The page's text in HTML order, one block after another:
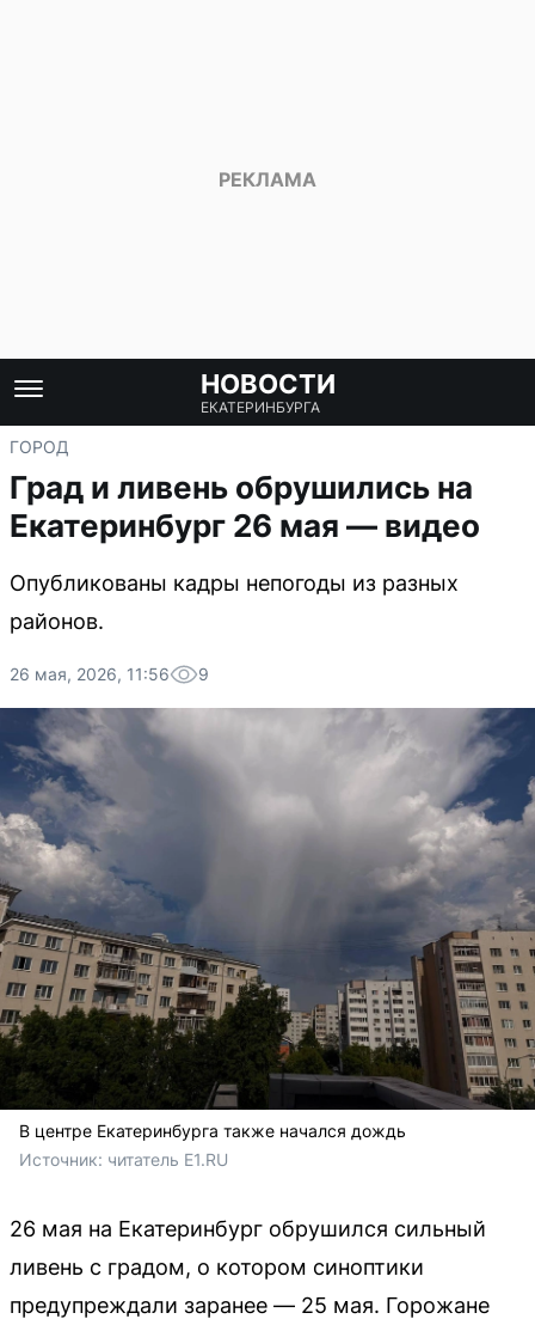
НОВОСТИ
ЕКАТЕРИНБУРГА
ГОРОД
Град и ливень обрушились на
Екатеринбург 26 мая — видео
Опубликованы кадры непогоды из разных
районов.
26 мая, 2026, 11:56 9
В центре Екатеринбурга также начался дождь
Источник: читатель E1.RU
26 мая на Екатеринбург обрушился сильный
ливень с градом, о котором синоптики
предупреждали заранее — 25 мая. Горожане